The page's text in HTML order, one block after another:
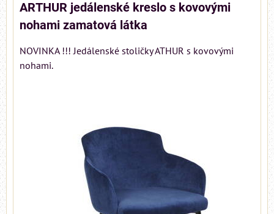
ARTHUR jedálenské kreslo s kovovými
nohami zamatová látka
NOVINKA !!! Jedálenské stoličky ATHUR s kovovými
nohami.